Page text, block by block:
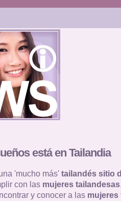
está en Tailandia
'mucho más' tailandés sitio
con las mujeres tailandesas
y conocer a las mujeres